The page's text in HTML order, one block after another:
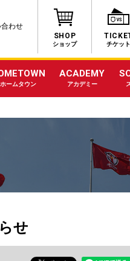
ホームタウン
ACADEMY
アカデミー
SHOP
ショップ チケット
わせ
せ